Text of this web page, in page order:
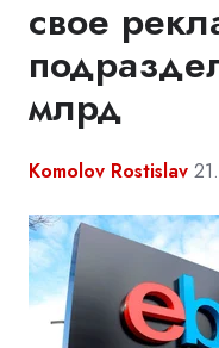
свое
млрд
Komolov Rostislav